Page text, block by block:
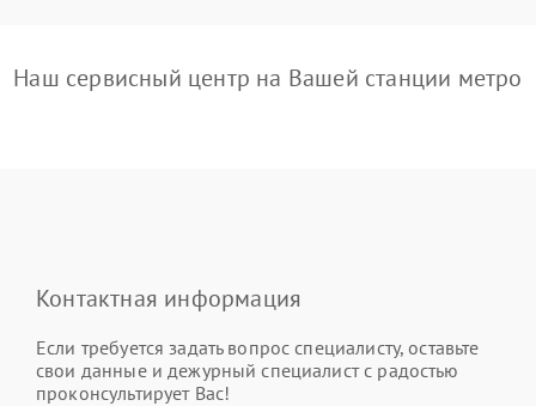
Наш сервисный центр на Вашей станции метро
Контактная информация
Если требуется задать вопрос специалисту, оставьте
свои данные и дежурный специалист с радостью
проконсультирует Вас!